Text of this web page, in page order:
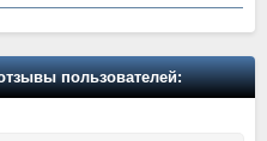
пользователей: